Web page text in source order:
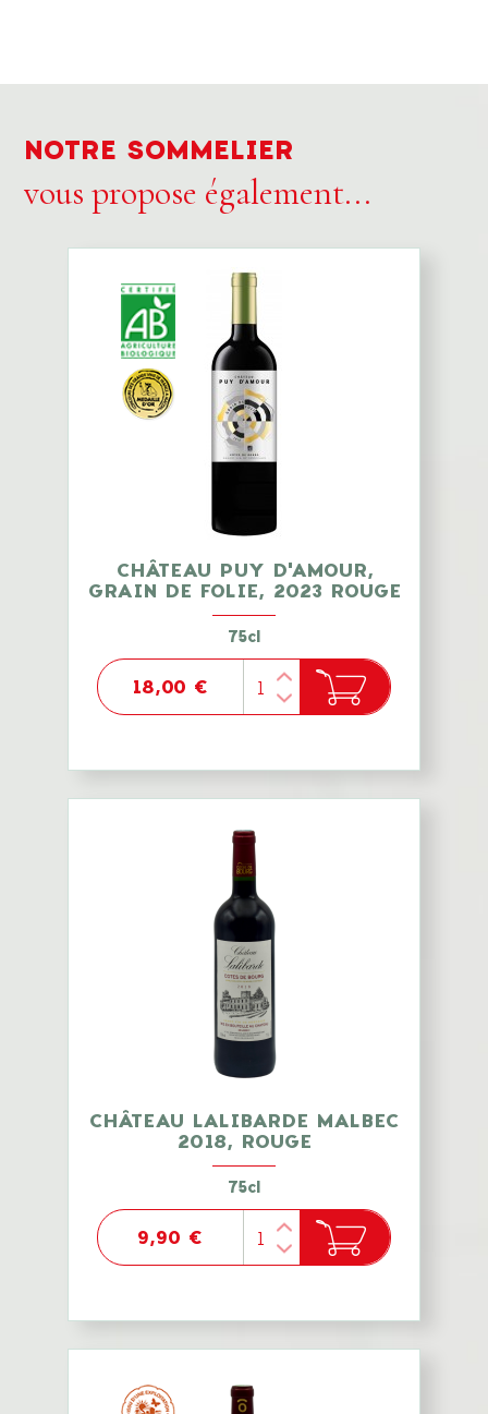
NOTRE SOMMELIER
vous propose également...
CHÂTEAU PUY D'AMOUR,
GRAIN DE FOLIE, 2023 ROUGE
75cl
18,00 €
CHÂTEAU LALIBARDE MALBEC
2018, ROUGE
75cl
9,90 €